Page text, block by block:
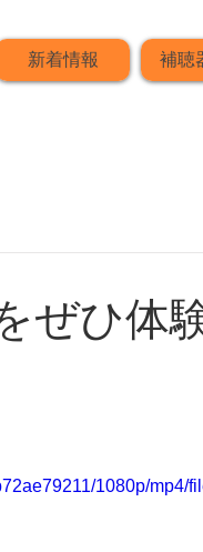
新着情報 補聴
ぜひ体
1080p/mp4/